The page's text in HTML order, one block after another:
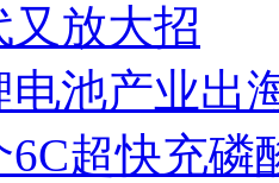
放大招
电池产业出
超快充磷